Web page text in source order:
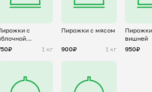
с
1 кг
Пирожки с мясом
900₽ 1 кг
Пирожки с
вишней
950₽